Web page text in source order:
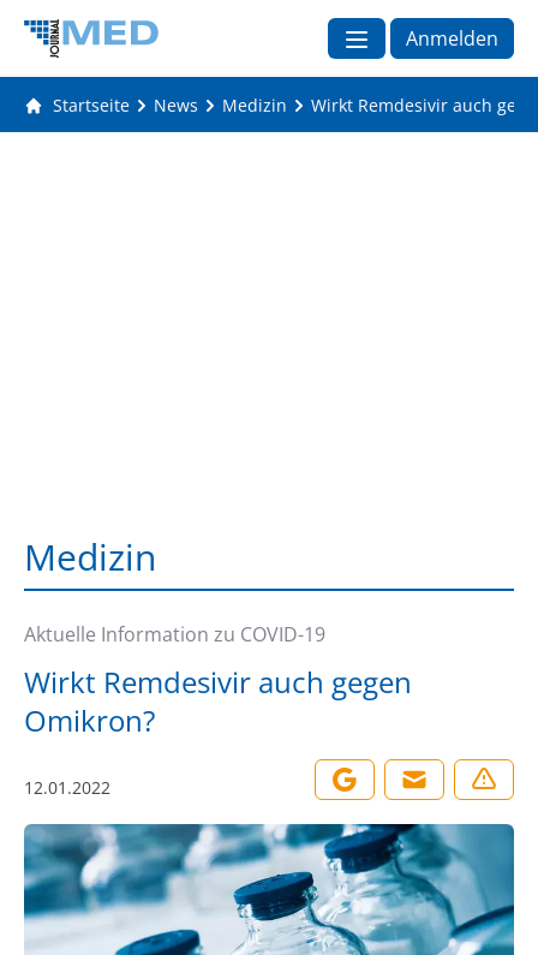
Anmelden
Startseite News Medizin Wirkt Remdesivir auch
Medizin
Aktuelle Information zu COVID-19
Wirkt Remdesivir auch gegen
Omikron?
12.01.2022